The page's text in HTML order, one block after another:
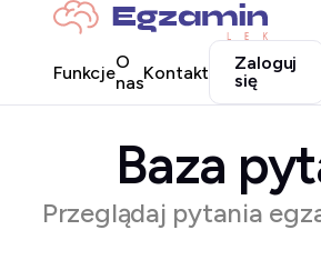
FunkcjeO
nasKontakt
Zaloguj
się
Baza
Przeglądaj pytania